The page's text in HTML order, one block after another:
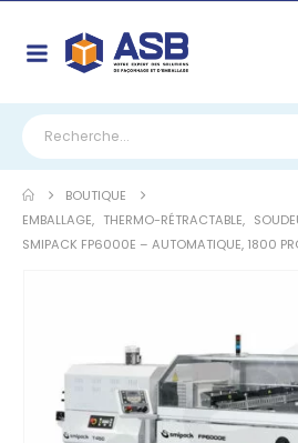
BOUTIQUE
EMBALLAGE, THERMO-RÉTRACTABLE,
SMIPACK FP6000E – AUTOMATIQUE, 1800